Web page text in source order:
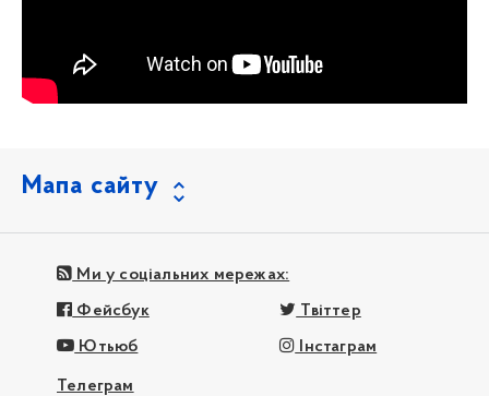
Мапа сайту
Ми у соціальних мережах:
Фейсбук Твіттер
Ютьюб Інстаграм
Телеграм